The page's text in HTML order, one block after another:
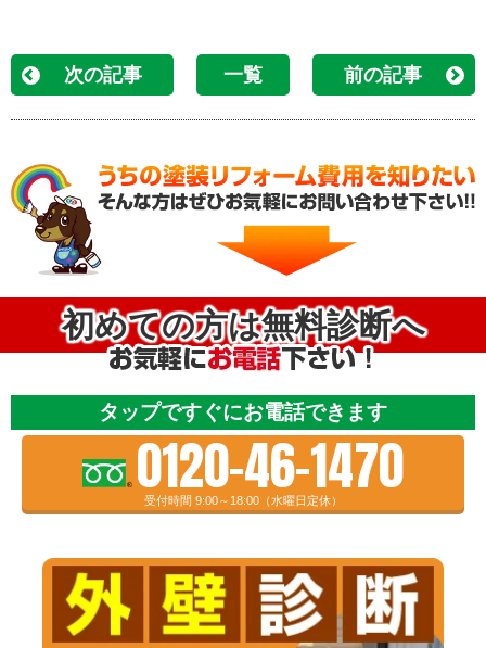
次の記事 一覧 前の記事
初めての方は無料診断へ
タップですぐにお電話できます
0120-46-1470
受付時間 9:00～18:00（水曜日定休）